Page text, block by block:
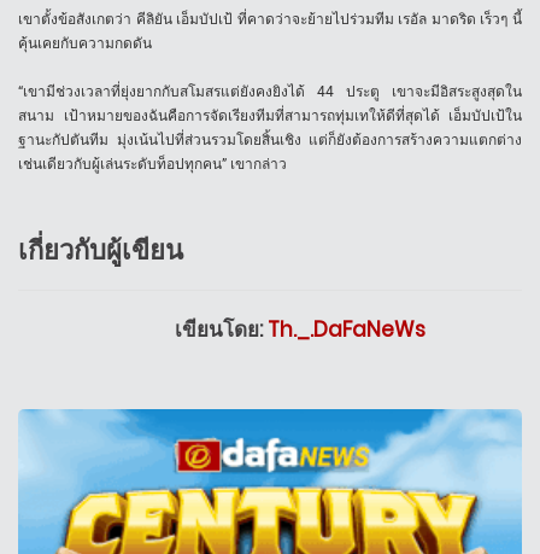
เขาตั้งข้อสังเกตว่า คีลิยัน เอ็มบัปเป้ ที่คาดว่าจะย้ายไปร่วมทีม เรอัล มาดริด เร็วๆ นี้
คุ้นเคยกับความกดดัน
“เขามีช่วงเวลาที่ยุ่งยากกับสโมสรแต่ยังคงยิงได้ 44 ประตู เขาจะมีอิสระสูงสุดใน
สนาม เป้าหมายของฉันคือการจัดเรียงทีมที่สามารถทุ่มเทให้ดีที่สุดได้ เอ็มบัปเป้ใน
ฐานะกัปตันทีม มุ่งเน้นไปที่ส่วนรวมโดยสิ้นเชิง แต่ก็ยังต้องการสร้างความแตกต่าง
เช่นเดียวกับผู้เล่นระดับท็อปทุกคน” เขากล่าว
เกี่ยวกับผู้เขียน
เขียนโดย:Th._.DaFaNeWs